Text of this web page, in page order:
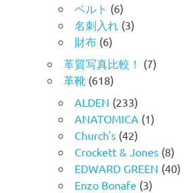
ベルト (6)
名刺入れ (3)
財布 (6)
革質写真比較！ (7)
革靴 (618)
ALDEN (233)
ANATOMICA (1)
Church's (42)
Crockett & Jones (8)
EDWARD GREEN (40)
Enzo Bonafe (3)